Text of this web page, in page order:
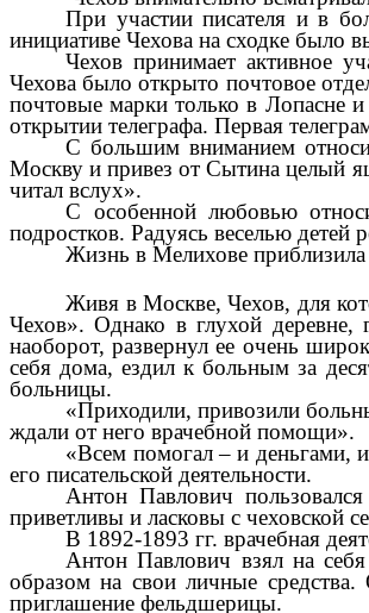
При участии писателя и в
инициативе Чехова на сходке было
Чехов принимает активное
Чехова было открыто почтовое
почтовые марки только в Лопасне
открытии телеграфа. Первая
С большим вниманием
Москву и привез от Сытина целый
читал вслух».
С особенной любовью
подростков. Радуясь веселью детей
Жизнь в Мелихове приблизила
Живя в Москве, Чехов, для
Чехов». Однако в глухой деревне,
наоборот, развернул ее очень
себя дома, ездил к больным за
больницы.
«Приходили, привозили
ждали от него врачебной помощи».
«Всем помогал – и деньгами,
его писательской деятельности.
Антон Павлович
приветливы и ласковы с чеховской
В 1892-1893 гг. врачебная
Антон Павлович взял на
образом на свои личные
приглашение фельдшерицы.